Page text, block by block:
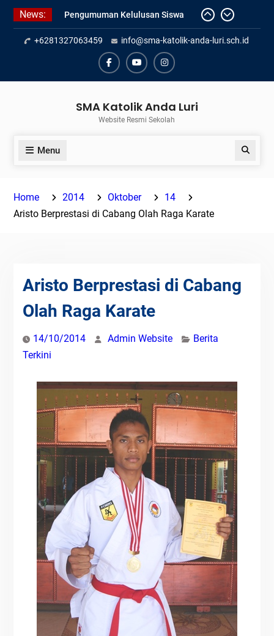
Skip
content
News:
Pelantikan Pengurus Osis SMAK
Penilaian Sumatif Akhir Tahun
Semester Genap 2025/2026
+6281327063459 info@sma-katolik-anda-luri.sch.id
FacebookYoutubeInstagram
SMA Katolik Anda Luri
Website Resmi Sekolah
Menu Search
Home 2014 Oktober
14
Aristo Berprestasi di Cabang Olah Raga Karate
Aristo Berprestasi di Cabang
Olah Raga Karate
14/10/2014 Admin Website
Berita
Terkini